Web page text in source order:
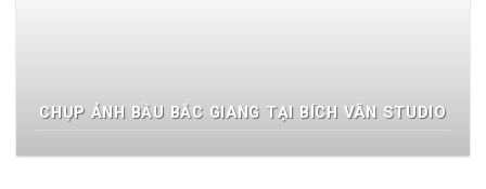
CHỤP ẢNH BẦU BẮC GIANG TẠI BÍCH VÂN STUDIO